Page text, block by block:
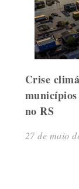
Crise
municípios
no RS
27 de maio